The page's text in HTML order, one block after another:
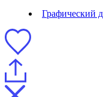
Графический